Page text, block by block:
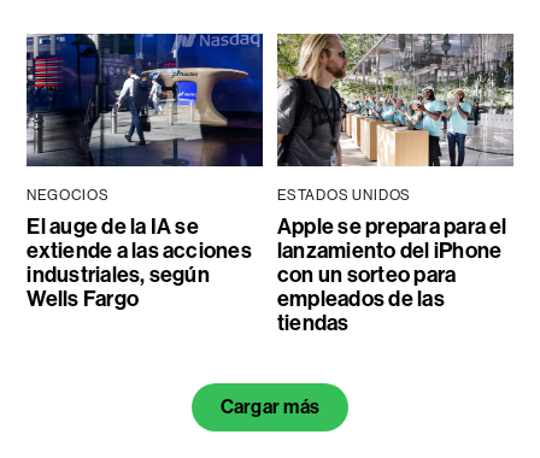
NEGOCIOS
El auge de la IA se
extiende a las acciones
industriales, según
Wells Fargo
ESTADOS UNIDOS
Apple se prepara para el
lanzamiento del iPhone
con un sorteo para
empleados de las
tiendas
Cargar más